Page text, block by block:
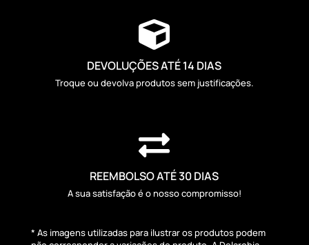

DEVOLUÇÕES ATÉ 14 DIAS
Troque ou devolva produtos sem justificações.

REEMBOLSO ATÉ 30 DIAS
A sua satisfação é o nosso compromisso!
* As imagens utilizadas para ilustrar os produtos podem